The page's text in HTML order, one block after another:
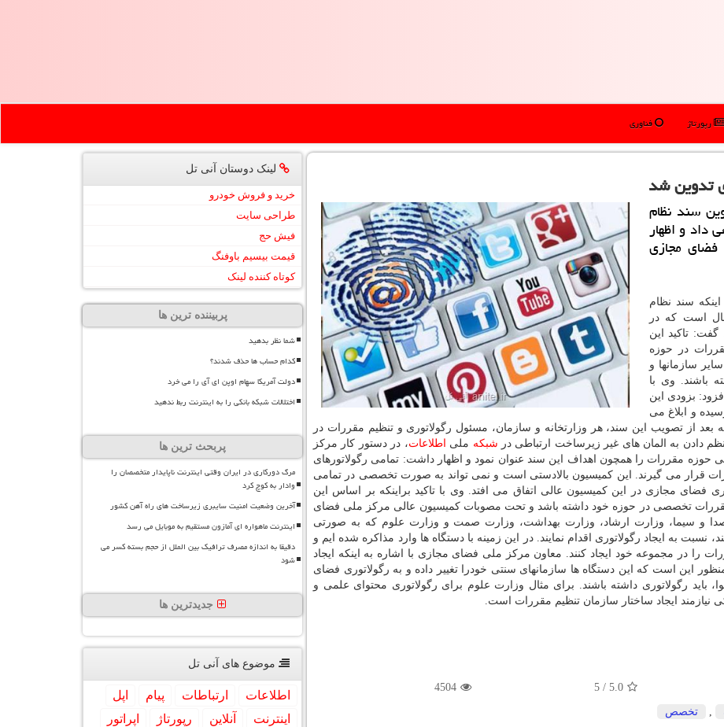
رپورتاژ فناوری
تدوین شد
سند نظام
داد و اظهار
مجازی
سند نظام
است كه در
تاكید این
در حوزه
سازمانها و
باشند. وی با
بزودی این
و ابلاغ می
از تصویب این سند، هر وزارتخانه و سازمان، مسئول رگولاتوری و تنظیم مقررات در
دادن به المان های غیر زیرساخت ارتباطی در شبكه ملی اطلاعات، در دستور كار مركز
مقررات را همچون اهداف این سند عنوان نمود و اظهار داشت: تمامی رگولاتورهای
قرار می گیرند. این كمیسیون بالادستی است و نمی تواند به صورت تخصصی در تمامی
فضای مجازی در این كمیسیون عالی اتفاق می افتد. وی با تاكید براینكه بر اساس این
مقررات تخصصی در حوزه خود داشته باشد و تحت مصوبات كمیسیون عالی مركز ملی فضای
و سیما، وزارت ارشاد، وزارت بهداشت، وزارت صمت و وزارت علوم كه به صورتی
به ایجاد رگولاتوری اقدام نمایند. در این زمینه با دستگاه ها وارد مذاكره شده ایم و
را در مجموعه خود ایجاد كنند. معاون مركز ملی فضای مجازی با اشاره به اینكه ایجاد
این است كه این دستگاه ها سازمانهای سنتی خودرا تغییر داده و به رگولاتوری فضای
باید رگولاتوری داشته باشند. برای مثال وزارت علوم برای رگولاتوری محتوای علمی و
نیازمند ایجاد ساختار سازمان تنظیم مقررات است.
5.0
/
5
4504
تخصص
لینک دوستان آنی تل
خرید و فروش خودرو
طراحی سایت
فیش حج
قیمت بیسیم باوفنگ
کوتاه کننده لینک
پربیننده ترین ها
شما نظر بدهید
کدام حساب ها حذف شدند؟
دولت آمریکا سهام اوپن ای آی را می خرد
اختلالات شبکه بانکی را به اینترنت ربط ندهید
پربحث ترین ها
مرگ دورکاری در ایران وقتی اینترنت ناپایدار متخصصان را
وادار به کوچ کرد
آخرین وضعیت امنیت سایبری زیرساخت های راه آهن کشور
اینترنت ماهواره ای آمازون مستقیم به موبایل می رسد
دقیقا به اندازه مصرف ترافیک بین الملل از حجم بسته کسر می
شود
جدیدترین ها
موضوع های آنی تل
اطلاعات ارتباطات پیام
اپل
اینترنت
آنلاین رپورتاژ اپراتور